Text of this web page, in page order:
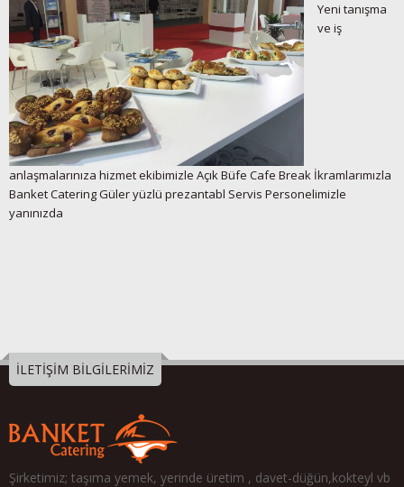
Yeni tanışma
ve iş
anlaşmalarınıza hizmet ekibimizle Açık Büfe Cafe Break İkramlarımızla
Banket Catering Güler yüzlü prezantabl Servis Personelimizle
yanınızda
İLETİŞİM BİLGİLERİMİZ
Şirketimiz; taşıma yemek, yerinde üretim , davet-düğün,kokteyl vb